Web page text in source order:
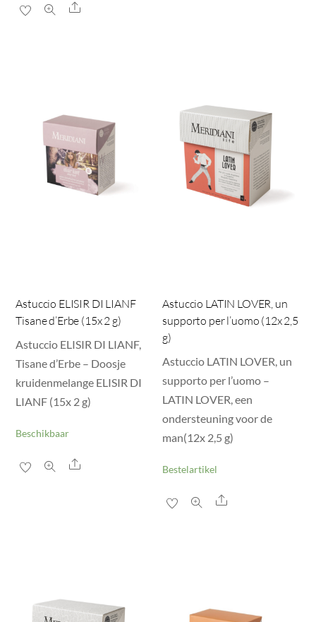
Share
Astuccio ELISIR DI LIANF
Tisane d’Erbe (15x 2 g)
Astuccio ELISIR DI LIANF,
Tisane d’Erbe – Doosje
kruidenmelange ELISIR DI
LIANF (15x 2 g)
Beschikbaar
Share
Astuccio LATIN LOVER, un
supporto per l’uomo (12x 2,5
g)
Astuccio LATIN LOVER, un
supporto per l’uomo –
LATIN LOVER, een
ondersteuning voor de
man(12x 2,5 g)
Bestelartikel
Share